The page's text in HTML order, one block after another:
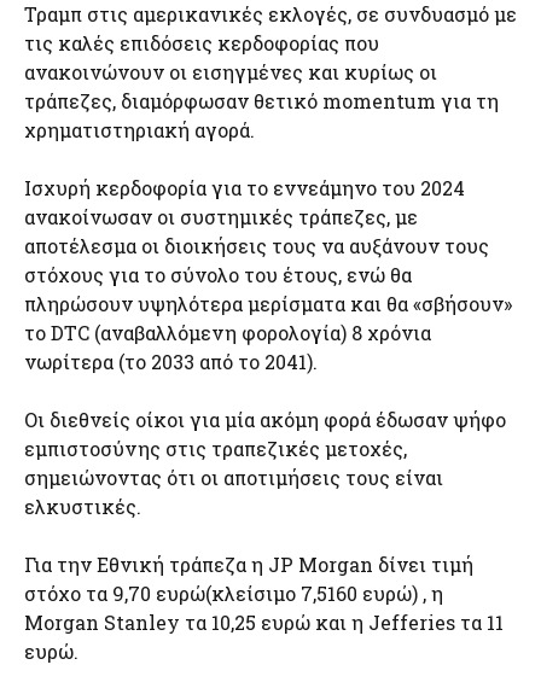
Τραμπ στις αμερικανικές εκλογές, σε συνδυασμό με
τις καλές επιδόσεις κερδοφορίας που
ανακοινώνουν οι εισηγμένες και κυρίως οι
τράπεζες, διαμόρφωσαν θετικό momentum για τη
χρηματιστηριακή αγορά.
Ισχυρή κερδοφορία για το εννεάμηνο του 2024
ανακοίνωσαν οι συστημικές τράπεζες, με
αποτέλεσμα οι διοικήσεις τους να αυξάνουν τους
στόχους για το σύνολο του έτους, ενώ θα
πληρώσουν υψηλότερα μερίσματα και θα «σβήσουν»
το DTC (αναβαλλόμενη φορολογία) 8 χρόνια
νωρίτερα (το 2033 από το 2041).
Οι διεθνείς οίκοι για μία ακόμη φορά έδωσαν ψήφο
εμπιστοσύνης στις τραπεζικές μετοχές,
σημειώνοντας ότι οι αποτιμήσεις τους είναι
ελκυστικές.
Για την Εθνική τράπεζα η JP Morgan δίνει τιμή
στόχο τα 9,70 ευρώ(κλείσιμο 7,5160 ευρώ) , η
Morgan Stanley τα 10,25 ευρώ και η Jefferies τα 11
ευρώ.